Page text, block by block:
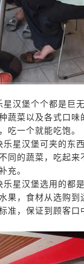
星汉堡个个都是巨
蔬菜以及各式口味
吃一个就能吃饱。
乐星汉堡可夹的东
同的蔬菜，吃起来
充。
乐星汉堡选用的都
果，食材从选购到
准，保证到顾客口